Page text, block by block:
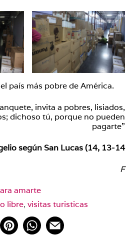
país más pobre de América.
invita a pobres, lisiados,
dichoso tú, porque no pueden
pagarte”
según San Lucas (14, 13-14
F
amarte
libre, visitas turisticas